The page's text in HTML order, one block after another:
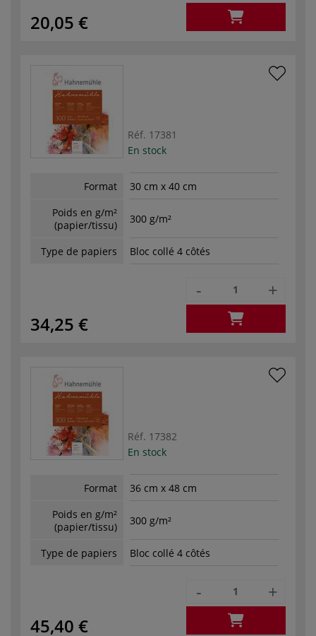
20,05 €
Réf. 17381
En stock
Format
30 cm x 40 cm
Poids en g/m²
(papier/tissu)
300 g/m²
Type de papiers Bloc collé 4 côtés
34,25 €
- +
Réf. 17382
En stock
Format
36 cm x 48 cm
Poids en g/m²
(papier/tissu)
300 g/m²
Type de papiers Bloc collé 4 côtés
45,40 €
- +